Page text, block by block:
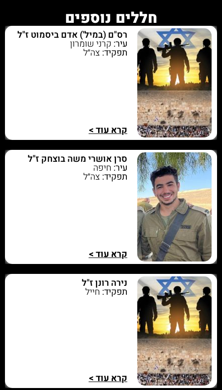
חללים נוספים
רס"ם (במיל') אדם ביסמוט ז"ל
עיר: קרני שומרון
תפקיד: צה״ל
קרא עוד >
סרן אושרי משה בוצחק ז"ל
עיר: חיפה
תפקיד: צה״ל
קרא עוד >
נירה רונן ז"ל
תפקיד: חייל
קרא עוד >